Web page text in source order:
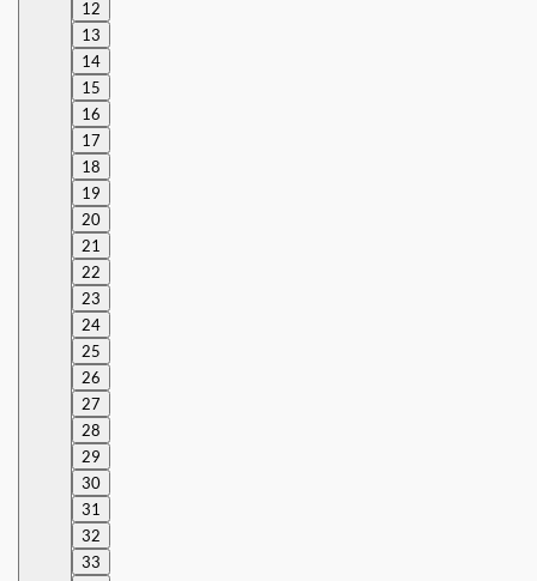
12
13
14
15
16
17
18
19
20
21
22
23
24
25
26
27
28
29
30
31
32
33